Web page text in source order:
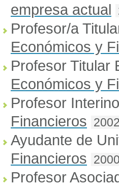
empresa actual
Profesor/a
Económicos y
Profesor Titular
Económicos y
Profesor
Financieros
Ayudante de
Financieros
Profesor